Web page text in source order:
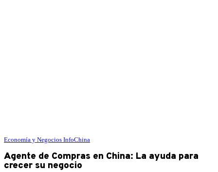
Economía y Negocios InfoChina
Agente de Compras en China: La ayuda para
crecer su negocio